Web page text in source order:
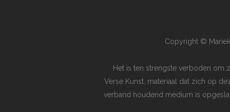
Copyright ©
Het is ten strengste verboden om
Verse Kunst, materiaal dat zich op
verband houdend medium is